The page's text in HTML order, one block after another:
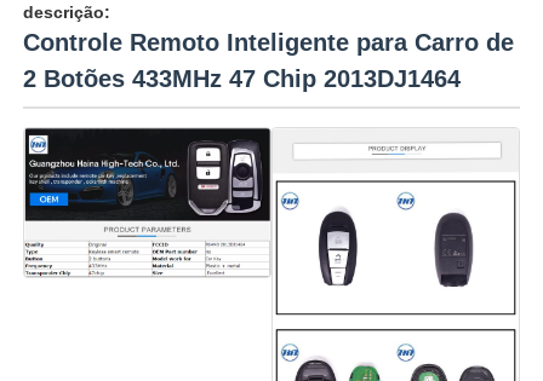
descrição:
Controle Remoto Inteligente para Carro de
2 Botões 433MHz 47 Chip 2013DJ1464